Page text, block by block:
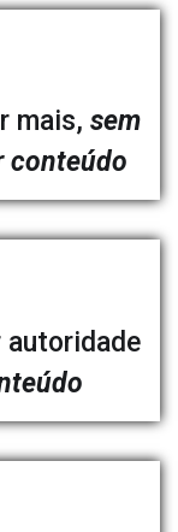
mais, sem
conteúdo
autoridade